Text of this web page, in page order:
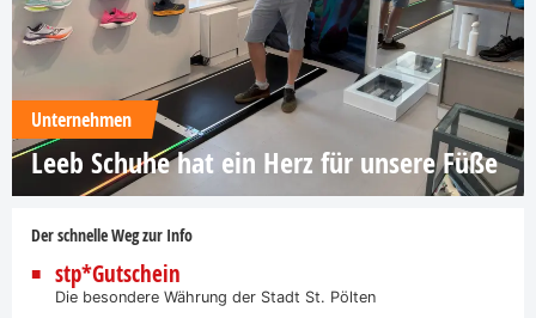
Unternehmen
Leeb Schuhe hat ein Herz für unsere Füße
Der schnelle Weg zur Info
stp*Gutschein
Die besondere Währung der Stadt St. Pölten